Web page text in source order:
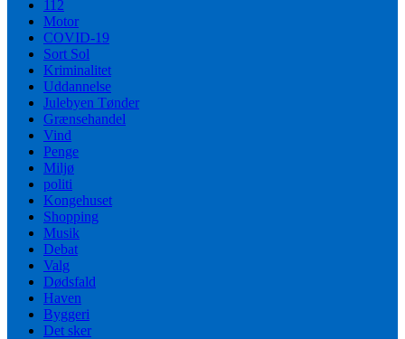
112
Motor
COVID-19
Sort Sol
Kriminalitet
Uddannelse
Julebyen Tønder
Grænsehandel
Vind
Penge
Miljø
politi
Kongehuset
Shopping
Musik
Debat
Valg
Dødsfald
Haven
Byggeri
Det sker